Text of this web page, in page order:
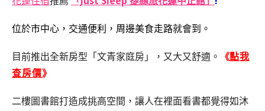
位於市中心，交通便利，周邊美食走路就會到。
目前推出全新房型「文青家庭房」，又大又舒適。 《點我
查房價》
二樓圖書館打造成挑高空間，讓人在裡面看書都覺得如沐